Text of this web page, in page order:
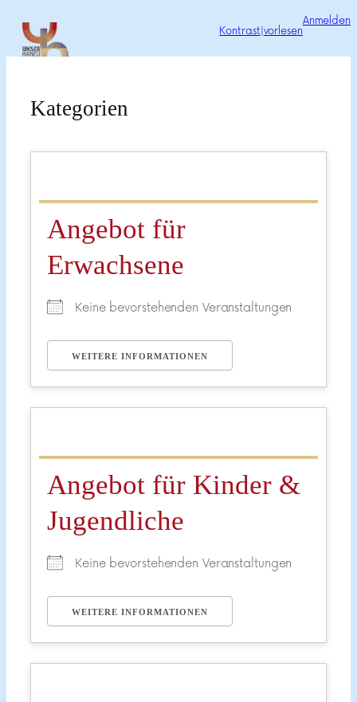
Zum
Inhalt
springen
Kontrast vorlesen
Anmelden
Kategorien
Angebot für
Erwachsene
Keine bevorstehenden Veranstaltungen
WEITERE INFORMATIONEN
Angebot für Kinder &
Jugendliche
Keine bevorstehenden Veranstaltungen
WEITERE INFORMATIONEN